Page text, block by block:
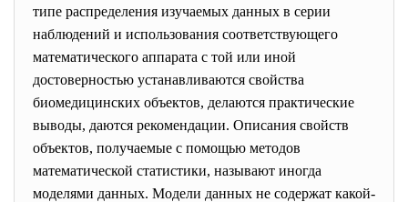
типе распределения изучаемых данных в серии
наблюдений и использования соответствующего
математического аппарата с той или иной
достоверностью устанавливаются свойства
биомедицинских объектов, делаются практические
выводы, даются рекомендации. Описания свойств
объектов, получаемые с помощью методов
математической статистики, называют иногда
моделями данных. Модели данных не содержат какой-